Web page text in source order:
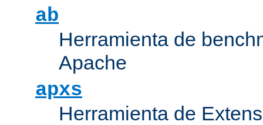
ab
Herramienta de
Apache
apxs
Herramienta de